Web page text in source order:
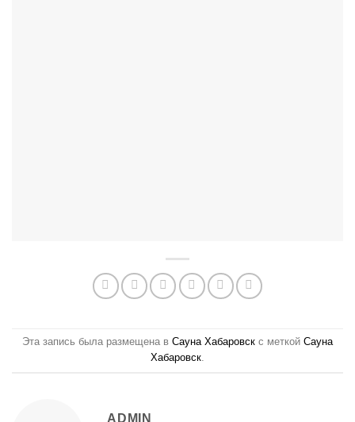
Эта запись была размещена в Сауна Хабаровск с меткой Сауна
Хабаровск.
ADMIN